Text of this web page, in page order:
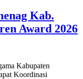
Kab.
Award 2026
Kabupaten
Koordinasi